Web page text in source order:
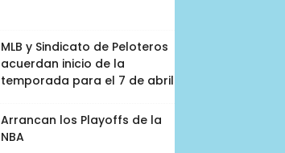
MLB y Sindicato de Peloteros
acuerdan inicio de la
temporada para el 7 de abril
Arrancan los Playoffs de la
NBA